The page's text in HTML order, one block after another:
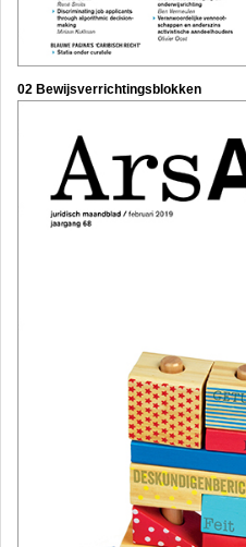
02 Bewijsverrichtingsblokken